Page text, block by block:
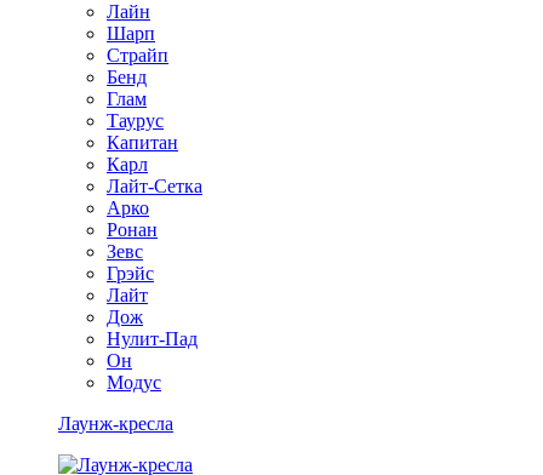
Лайн
Шарп
Страйп
Бенд
Глам
Таурус
Капитан
Карл
Лайт-Сетка
Арко
Ронан
Зевс
Грэйс
Лайт
Дож
Нулит-Пад
Он
Модус
Лаунж-кресла